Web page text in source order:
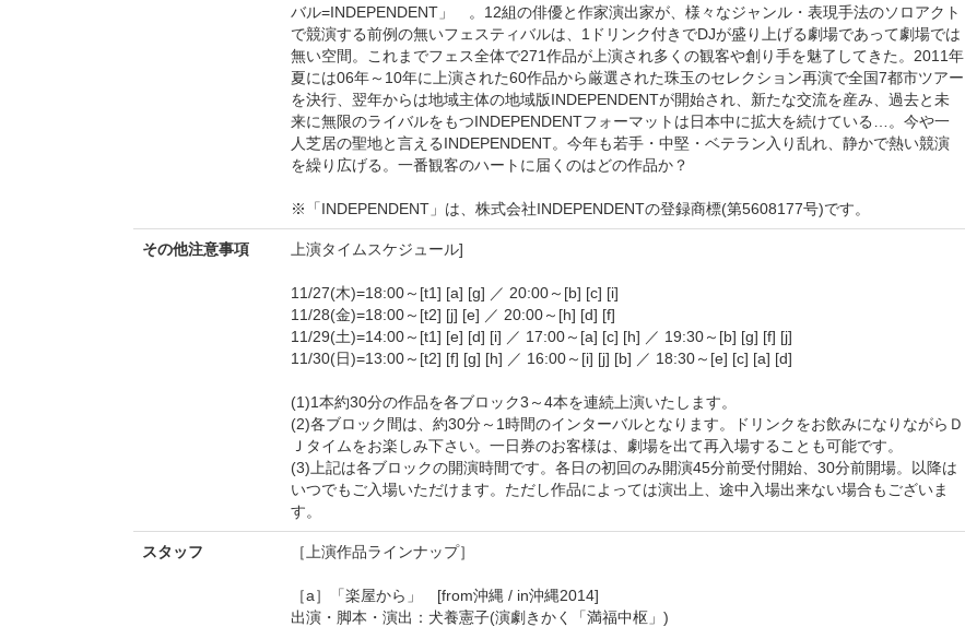
バル=INDEPENDENT」 。12組の俳優と作家演出家が、様々なジャンル・表現手法のソロアクト
で競演する前例の無いフェスティバルは、1ドリンク付きでDJが盛り上げる劇場であって劇場では
無い空間。これまでフェス全体で271作品が上演され多くの観客や創り手を魅了してきた。2011年
夏には06年～10年に上演された60作品から厳選された珠玉のセレクション再演で全国7都市ツアー
を決行、翌年からは地域主体の地域版INDEPENDENTが開始され、新たな交流を産み、過去と未
来に無限のライバルをもつINDEPENDENTフォーマットは日本中に拡大を続けている…。今や一
人芝居の聖地と言えるINDEPENDENT。今年も若手・中堅・ベテラン入り乱れ、静かで熱い競演
を繰り広げる。一番観客のハートに届くのはどの作品か？
※「INDEPENDENT」は、株式会社INDEPENDENTの登録商標(第5608177号)です。
その他注意事項 上演タイムスケジュール]
11/27(木)=18:00～[t1] [a] [g] ／ 20:00～[b] [c] [i]
11/28(金)=18:00～[t2] [j] [e] ／ 20:00～[h] [d] [f]
11/29(土)=14:00～[t1] [e] [d] [i] ／ 17:00～[a] [c] [h] ／ 19:30～[b] [g] [f] [j]
11/30(日)=13:00～[t2] [f] [g] [h] ／ 16:00～[i] [j] [b] ／ 18:30～[e] [c] [a] [d]
(1)1本約30分の作品を各ブロック3～4本を連続上演いたします。
(2)各ブロック間は、約30分～1時間のインターバルとなります。ドリンクをお飲みになりながらＤ
Ｊタイムをお楽しみ下さい。一日券のお客様は、劇場を出て再入場することも可能です。
(3)上記は各ブロックの開演時間です。各日の初回のみ開演45分前受付開始、30分前開場。以降は
いつでもご入場いただけます。ただし作品によっては演出上、途中入場出来ない場合もございま
す。
スタッフ ［上演作品ラインナップ］
［a］「楽屋から」 [from沖縄 / in沖縄2014]
出演・脚本・演出：犬養憲子(演劇きかく「満福中枢」)